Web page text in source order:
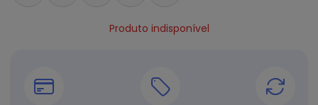
Produto indisponível